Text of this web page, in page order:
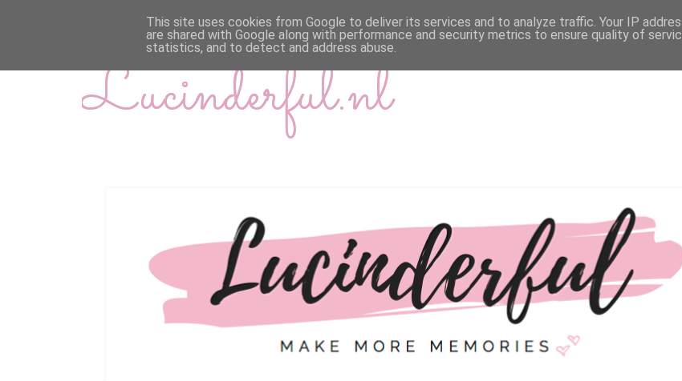
Lucinderful.nl
This site uses cookies from Google to deliver its services and to analyze traffic. Your IP
are shared with Google along with performance and security metrics to ensure quality of
statistics, and to detect and address abuse.